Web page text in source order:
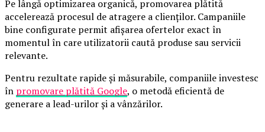
Pe lângă optimizarea organică, promovarea plătită
accelerează procesul de atragere a clienților. Campaniile
bine configurate permit afișarea ofertelor exact în
momentul în care utilizatorii caută produse sau servicii
relevante.
Pentru rezultate rapide și măsurabile, companiile investesc
în promovare plătită Google, o metodă eficientă de
generare a lead-urilor și a vânzărilor.